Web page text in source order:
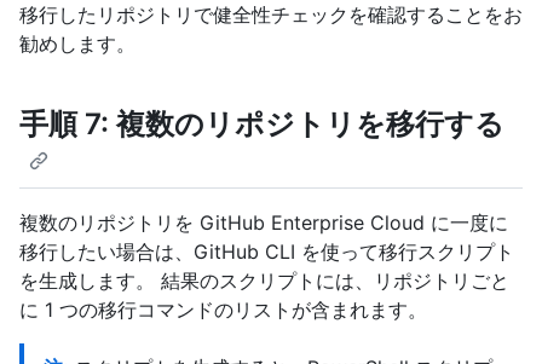
移行したリポジトリで健全性チェックを確認することをお
勧めします。
手順 7: 複数のリポジトリを移行する
複数のリポジトリを GitHub Enterprise Cloud に一度に
移行したい場合は、GitHub CLI を使って移行スクリプト
を生成します。 結果のスクリプトには、リポジトリごと
に 1 つの移行コマンドのリストが含まれます。